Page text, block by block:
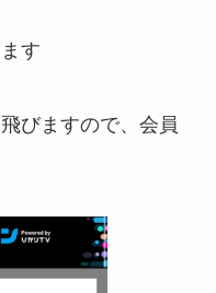
す
びますので、会員